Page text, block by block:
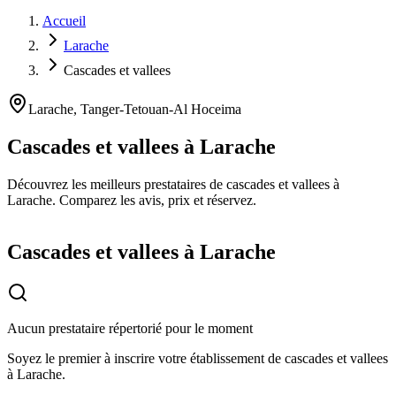
Accueil
Larache
Cascades et vallees
Larache, Tanger-Tetouan-Al Hoceima
Cascades et vallees à Larache
Découvrez les meilleurs prestataires de cascades et vallees à
Larache. Comparez les avis, prix et réservez.
Cascades et vallees à Larache
Aucun prestataire répertorié pour le moment
Soyez le premier à inscrire votre établissement de cascades et vallees
à Larache.